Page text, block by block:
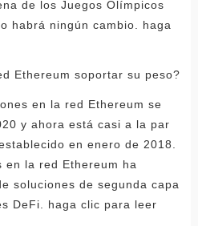
de los Juegos Olímpicos
habrá ningún cambio. haga
Ethereum soportar su peso?
en la red Ethereum se
y ahora está casi a la par
en enero de 2018.
en la red Ethereum ha
soluciones de segunda capa
DeFi. haga clic para leer